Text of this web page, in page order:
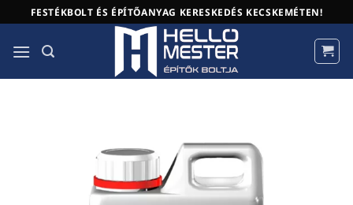
to
content
FESTÉKBOLT ÉS ÉPÍTŐANYAG KERESKEDÉS KECSKEMÉTEN!